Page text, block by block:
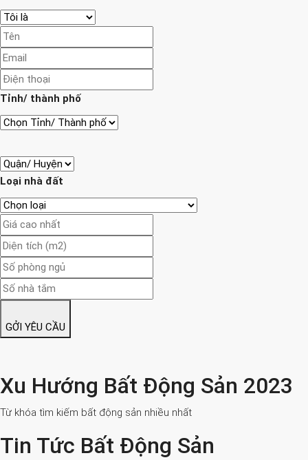
Tỉnh/ thành phố
Loại nhà đất
GỞI YÊU CẦU
Xu Hướng Bất Động Sản 2023
Từ khóa tìm kiếm bất động sản nhiều nhất
Tin Tức Bất Động Sản